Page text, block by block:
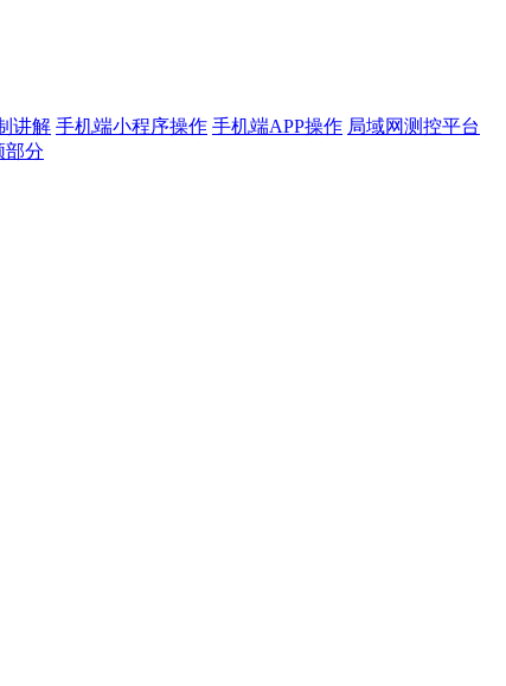
讲解 手机端小程序操作 手机端APP操作 局域网测控平台
部分